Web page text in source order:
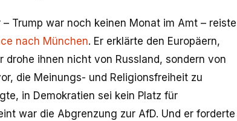
– Trump war noch keinen Monat im Amt – reiste
nach München. Er erklärte den Europäern,
drohe ihnen nicht von Russland, sondern von
die Meinungs- und Religionsfreiheit zu
in Demokratien sei kein Platz für
war die Abgrenzung zur AfD. Und er forderte